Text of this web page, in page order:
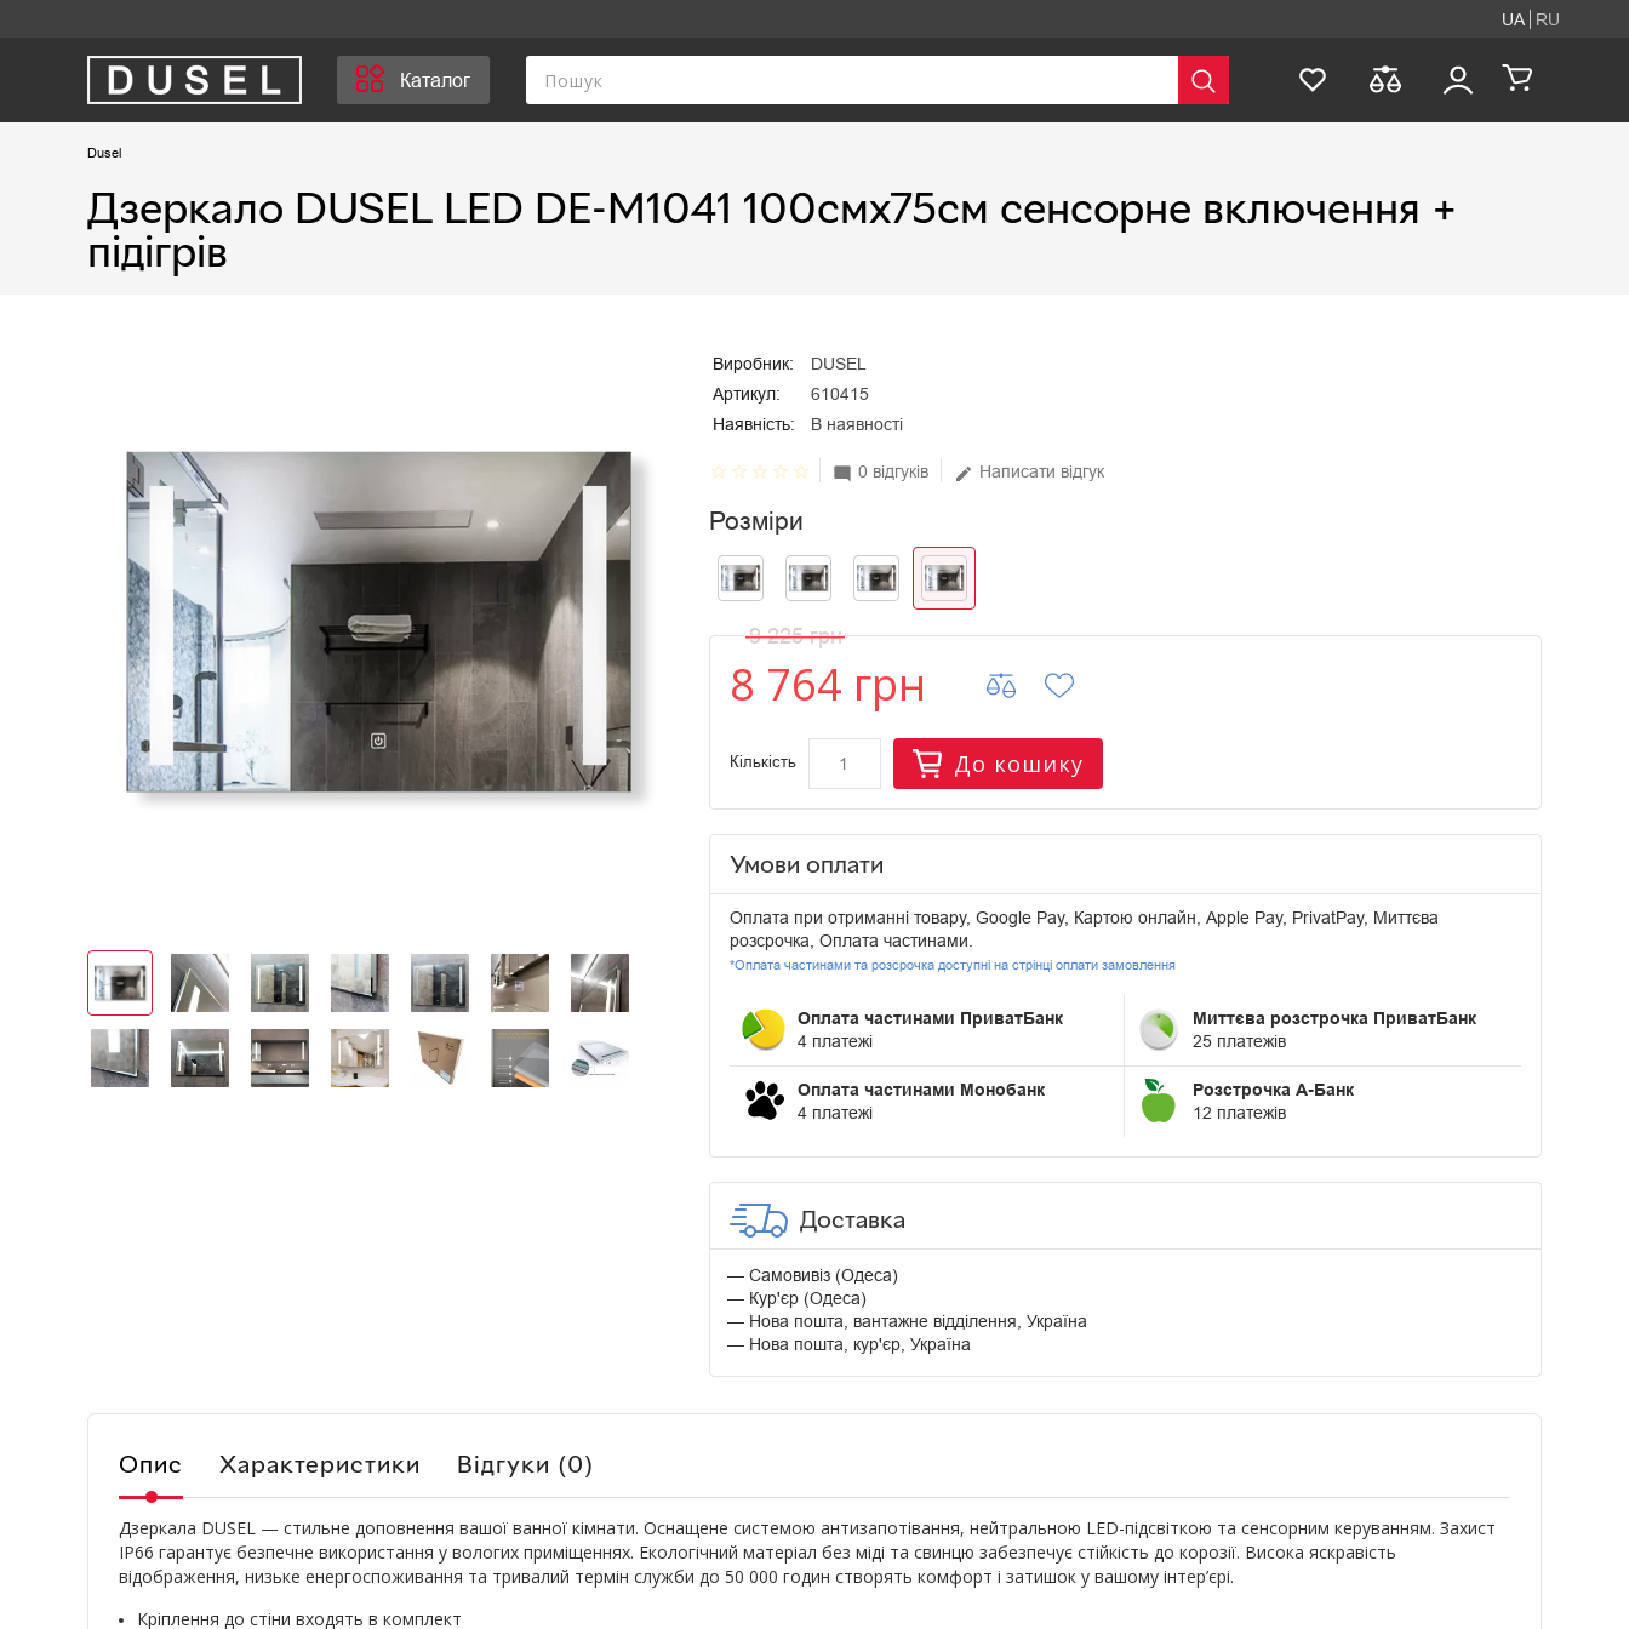
UA RU
Каталог
Dusel
Дзеркало DUSEL LED DE-M1041 100смх75см сенсорне включення +
підігрів
Виробник:
DUSEL
Артикул:
610415
Наявність:
В наявності
star_border star_border star_border star_border star_border mode_comment 0 відгуків edit Написати відгук
Розміри
9 225 грн
8 764 грн
Кількість До кошику
Умови оплати
Оплата при отриманні товару, Google Pay, Картою онлайн, Apple Pay, PrivatPay, Миттєва
розсрочка, Оплата частинами.
*Оплата частинами та розсрочка доступні на стрінці оплати замовлення
Оплата частинами ПриватБанк
4 платежі
Миттєва розстрочка ПриватБанк
25 платежів
Оплата частинами Монобанк
4 платежі
Розстрочка А-Банк
12 платежів
Доставка
Самовивіз (Одеса)
Кур'єр (Одеса)
Нова пошта, вантажне відділення, Україна
Нова пошта, кур'єр, Україна
Опис Характеристики Відгуки (0)
Дзеркала DUSEL — стильне доповнення вашої ванної кімнати. Оснащене системою антизапотівання, нейтральною LED-підсвіткою та сенсорним керуванням. Захист
IP66 гарантує безпечне використання у вологих приміщеннях. Екологічний матеріал без міді та свинцю забезпечує стійкість до корозії. Висока яскравість
відображення, низьке енергоспоживання та тривалий термін служби до 50 000 годин створять комфорт і затишок у вашому інтер’єрі.
Кріплення до стіни входять в комплект